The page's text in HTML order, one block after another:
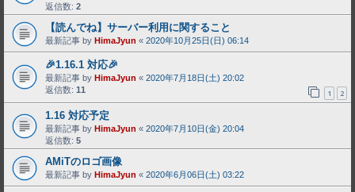
返信数: 2
【読んでね】サーバー利用に関すること
最新記事 by HimaJyun « 2020年10月25日(日) 06:14
🎉1.16.1 対応🎉
最新記事 by HimaJyun « 2020年7月18日(土) 20:02
返信数: 11 1 2
1.16 対応予定
最新記事 by HimaJyun « 2020年7月10日(金) 20:04
返信数: 5
AMiTのロゴ画像
最新記事 by HimaJyun « 2020年6月06日(土) 03:22